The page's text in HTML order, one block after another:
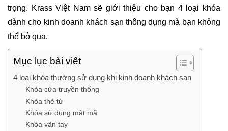
trọng. Krass Việt Nam sẽ giới thiệu cho bạn 4 loại khóa
dành cho kinh doanh khách sạn thông dụng mà bạn không
thể bỏ qua.
Mục lục bài viết
4 loại khóa thường sử dụng khi kinh doanh khách sạn
Khóa cửa truyền thống
Khóa thẻ từ
Khóa sử dụng mật mã
Khóa vân tay